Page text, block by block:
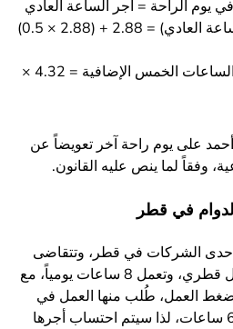
يوم الراحة = أجر الساعة العادي
+ (50% من أجر الساعة العادي) = 2.88 + (2.88 × 0.5)
حساب إجمالي أجر الساعات الخمس الإضافية = 4.32 ×
على يوم راحة آخر تعويضاً عن
وفقاً لما ينص عليه القانون.
في قطر
الشركات في قطر، وتتقاضى
أجراً شهرياً قدره 9,000 ريال قطري، وتعمل 8 ساعات يومياً، مع
العمل، طُلب منها العمل في
يوم إجازتها الأسبوعية لمدة 6 ساعات، لذا سيتم احتساب أجرها